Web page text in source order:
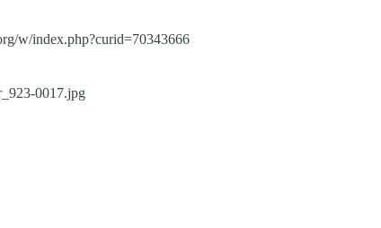
w/index.php?curid=70343666
0017.jpg